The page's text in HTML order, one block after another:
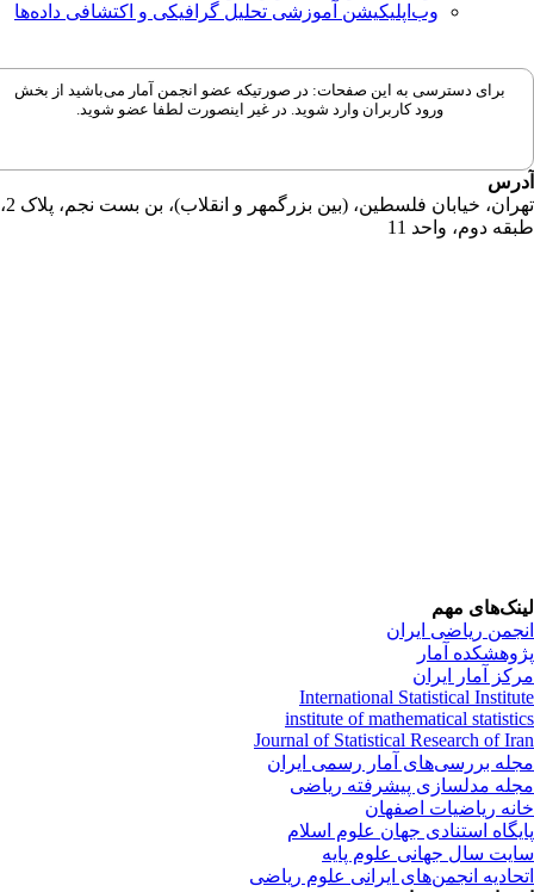
وب‌اپلیکیشن آموزشی تحلیل گرافیکی و اکتشافی داده‌ها
برای دسترسی به این صفحات: در صورتیکه عضو انجمن آمار می‌باشید از بخش
ورود کاربران وارد شوید. در غیر اینصورت لطفا عضو شوید.
دوم، واحد 11
مهم
ریاضی ایران
آمار
آمار ایران
International Statistical
institute of mathematical
Journal of Statistical Research of
بررسی‌های آمار رسمی ایران
مدلسازی پیشرفته ریاضی
ریاضیات اصفهان
استنادی جهان علوم اسلام
سال جهانی علوم پایه
انجمن‌های ایرانی علوم ریاضی